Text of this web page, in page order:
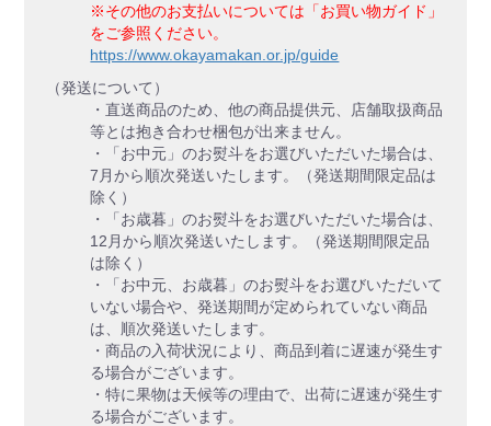
※その他のお支払いについては「お買い物ガイド」
をご参照ください。
https://www.okayamakan.or.jp/guide
（発送について）
・直送商品のため、他の商品提供元、店舗取扱商品
等とは抱き合わせ梱包が出来ません。
・「お中元」のお熨斗をお選びいただいた場合は、
7月から順次発送いたします。（発送期間限定品は
除く）
・「お歳暮」のお熨斗をお選びいただいた場合は、
12月から順次発送いたします。（発送期間限定品
は除く）
・「お中元、お歳暮」のお熨斗をお選びいただいて
いない場合や、発送期間が定められていない商品
は、順次発送いたします。
・商品の入荷状況により、商品到着に遅速が発生す
る場合がございます。
・特に果物は天候等の理由で、出荷に遅速が発生す
る場合がございます。